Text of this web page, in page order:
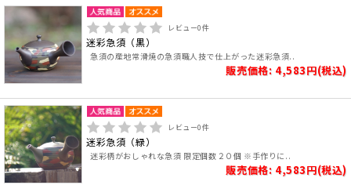
レビュー0件
迷彩急須（黒）
急須の産地常滑焼の急須職人技で仕上がった迷彩急須..
販売価格: 4,583円(税込)
レビュー0件
迷彩急須（緑）
迷彩柄がおしゃれな急須 限定個数２０個 ※手作りに..
販売価格: 4,583円(税込)